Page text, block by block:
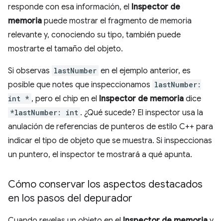
responde con esa información, el Inspector de
memoria puede mostrar el fragmento de memoria
relevante y, conociendo su tipo, también puede
mostrarte el tamaño del objeto.
Si observas lastNumber en el ejemplo anterior, es
posible que notes que inspeccionamos lastNumber:
int * , pero el chip en el Inspector de memoria dice
*lastNumber: int . ¿Qué sucede? El inspector usa la
anulación de referencias de punteros de estilo C++ para
indicar el tipo de objeto que se muestra. Si inspeccionas
un puntero, el inspector te mostrará a qué apunta.
Cómo conservar los aspectos destacados
en los pasos del depurador